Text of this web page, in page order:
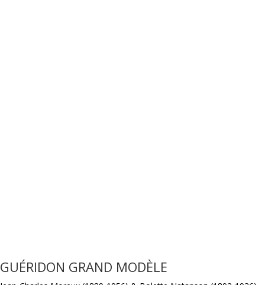
GUÉRIDON GRAND MODÈLE